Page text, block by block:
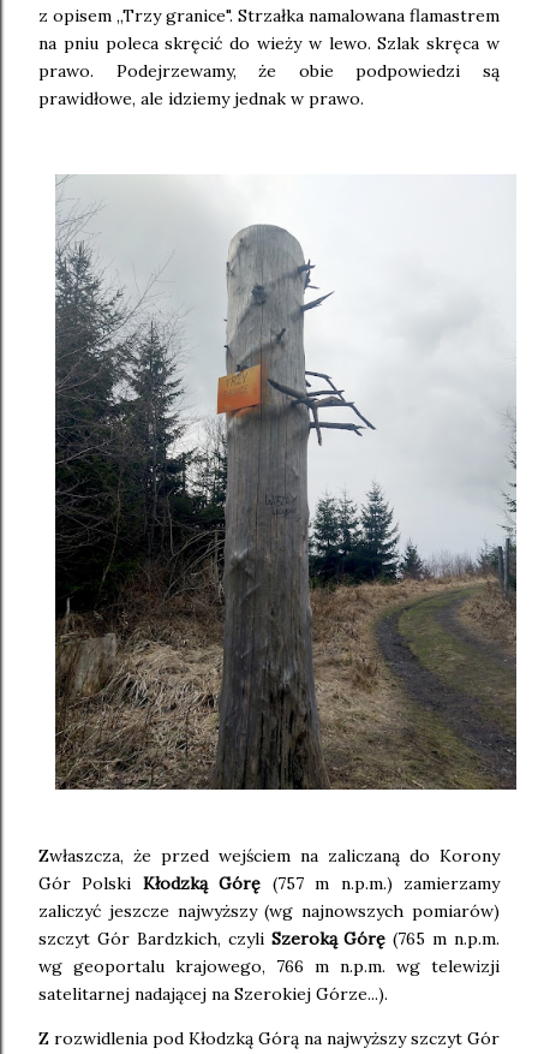
z opisem ,,Trzy granice". Strzałka namalowana flamastrem
na pniu poleca skręcić do wieży w lewo. Szlak skręca w
prawo. Podejrzewamy, że obie podpowiedzi są
prawidłowe, ale idziemy jednak w prawo.
Zwłaszcza, że przed wejściem na zaliczaną do Korony
Gór Polski Kłodzką Górę (757 m n.p.m.) zamierzamy
zaliczyć jeszcze najwyższy (wg najnowszych pomiarów)
szczyt Gór Bardzkich, czyli Szeroką Górę (765 m n.p.m.
wg geoportalu krajowego, 766 m n.p.m. wg telewizji
satelitarnej nadającej na Szerokiej Górze...).
Z rozwidlenia pod Kłodzką Górą na najwyższy szczyt Gór